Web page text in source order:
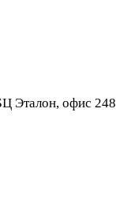
Эталон, офис 248